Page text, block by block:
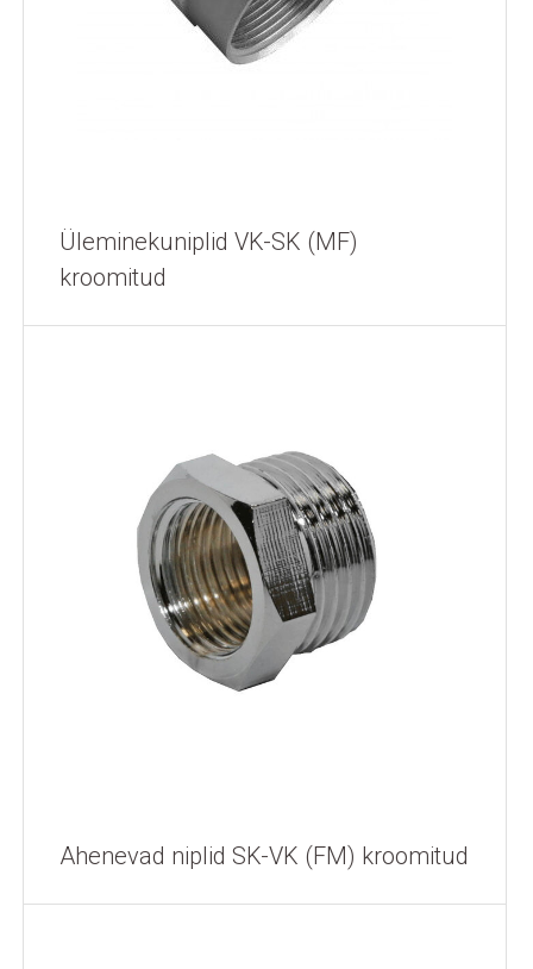
Üleminekuniplid VK-SK (MF)
kroomitud
Ahenevad niplid SK-VK (FM) kroomitud